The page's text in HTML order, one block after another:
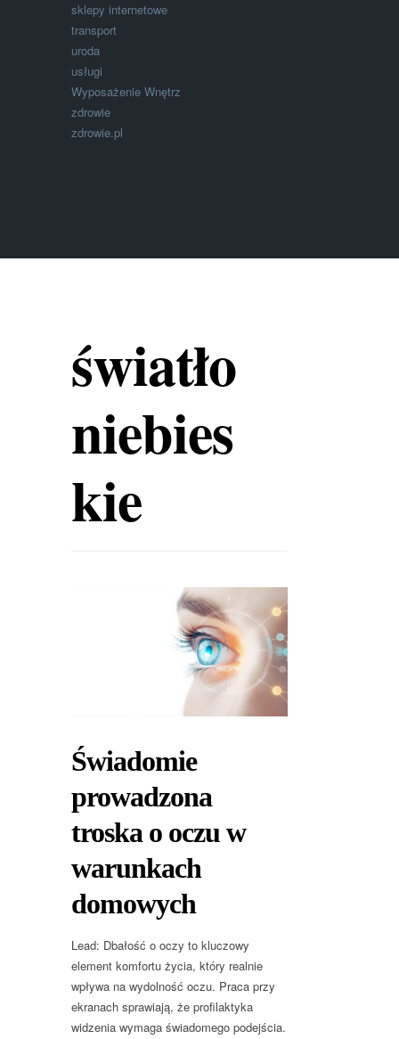
sklepy internetowe
transport
uroda
usługi
Wyposażenie Wnętrz
zdrowie
zdrowie.pl
światło
niebies
kie
Świadomie
prowadzona
troska o oczu w
warunkach
domowych
Lead: Dbałość o oczy to kluczowy
element komfortu życia, który realnie
wpływa na wydolność oczu. Praca przy
ekranach sprawiają, że profilaktyka
widzenia wymaga świadomego podejścia.